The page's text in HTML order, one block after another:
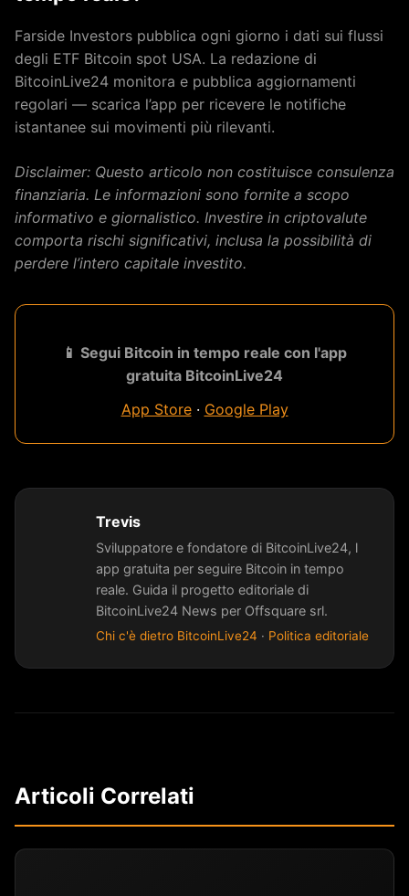
Farside Investors pubblica ogni giorno i dati sui flussi
degli ETF Bitcoin spot USA. La redazione di
BitcoinLive24 monitora e pubblica aggiornamenti
regolari — scarica l’app per ricevere le notifiche
istantanee sui movimenti più rilevanti.
Disclaimer: Questo articolo non costituisce consulenza
finanziaria. Le informazioni sono fornite a scopo
informativo e giornalistico. Investire in criptovalute
comporta rischi significativi, inclusa la possibilità di
perdere l’intero capitale investito.
📱 Segui Bitcoin in tempo reale con l'app
gratuita BitcoinLive24
App Store· Google Play
Trevis
Sviluppatore e fondatore di BitcoinLive24, l
app gratuita per seguire Bitcoin in tempo
reale. Guida il progetto editoriale di
BitcoinLive24 News per Offsquare srl.
Chi c'è dietro BitcoinLive24 · Politica editoriale
Articoli Correlati